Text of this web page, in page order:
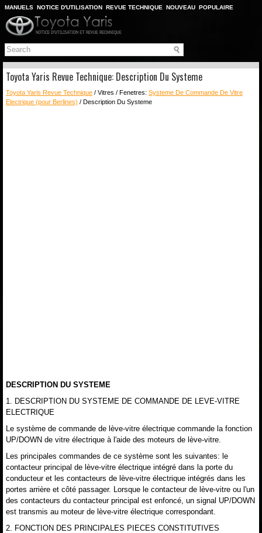
MANUELS NOTICE D'UTILISATION REVUE TECHNIQUE NOUVEAU POPULAIRE
PLAN DU SITE
CHERCHER
Toyota Yaris Revue Technique: Description Du Systeme
Toyota Yaris Revue Technique / Vitres / Fenetres: Systeme De Commande De Vitre
Electrique (pour Berlines) / Description Du Systeme
DESCRIPTION DU SYSTEME
1. DESCRIPTION DU SYSTEME DE COMMANDE DE LEVE-VITRE
ELECTRIQUE
Le système de commande de lève-vitre électrique commande la fonction
UP/DOWN de vitre électrique à l'aide des moteurs de lève-vitre.
Les principales commandes de ce système sont les suivantes: le
contacteur principal de lève-vitre électrique intégré dans la porte du
conducteur et les contacteurs de lève-vitre électrique intégrés dans les
portes arrière et côté passager. Lorsque le contacteur de lève-vitre ou l'un
des contacteurs du contacteur principal est enfoncé, un signal UP/DOWN
est transmis au moteur de lève-vitre électrique correspondant.
2. FONCTION DES PRINCIPALES PIECES CONSTITUTIVES